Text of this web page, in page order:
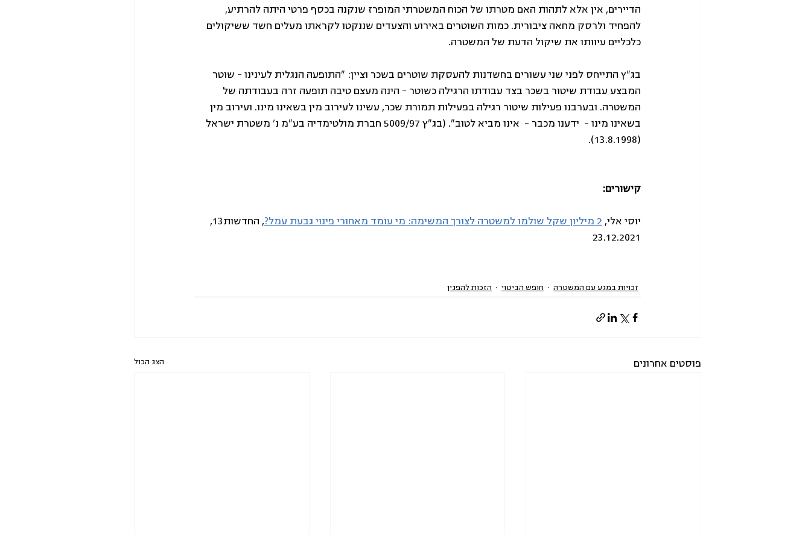
הדיירים, אין אלא לתהות האם מטרתו של הכוח המשטרתי המופרז שנקנה בכסף פרטי היתה להרתיע,
להפחיד ולרסק מחאה ציבורית. כמות השוטרים באירוע והצעדים שננקטו לקראתו מעלים חשד ששיקולים
כלכליים עיוותו את שיקול הדעת של המשטרה.
בג"ץ התייחס לפני שני עשורים בחשדנות להעסקת שוטרים בשכר וציין: "התופעה הנגלית לעינינו – שוטר
המבצע עבודת שיטור בשכר בצד עבודתו הרגילה כשוטר – הינה מעצם טיבה תופעה זרה בעבודתה של
המשטרה. ובערבנו פעילות שיטור רגילה בפעילות תמורת שכר, עשינו לעירוב מין בשאינו מינו. ועירוב מין
בשאינו מינו –  ידענו מכבר –  אינו מביא לטוב". (בג"ץ 5009/97 חברת מולטימדיה בע"מ נ' משטרת ישראל
(13.8.1998).
קישורים:
יוסי אלי, 2 מיליון שקל שולמו למשטרה לצורך המשימה: מי עומד מאחורי פינוי גבעת עמל?
, החדשות13,
23.12.2021
זכויות במגע עם המשטרה חופש הביטוי הזכות להפגין
פוסטים אחרונים הצג הכול